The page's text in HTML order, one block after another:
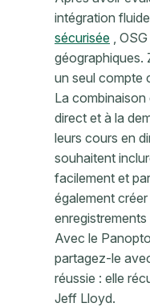
intégration
sécurisée ,
géographiques.
un seul compte
La
direct et à la
leurs cours en
souhaitent
facilement et
également
Avec le
partagez-le
réussie : elle
Jeff Lloyd.